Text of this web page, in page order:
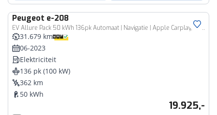
Peugeot e-208
EV Allure Pack 50 kWh 136pk Automaat | Navigatie | Apple Carplay/Android Auto
31.679 km
06-2023
Elektriciteit
136 pk (100 kW)
362 km
50 kWh
19.925,-